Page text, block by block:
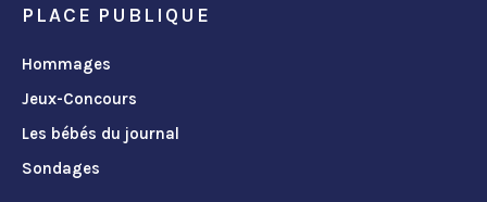
PLACE PUBLIQUE
Hommages
Jeux-Concours
Les bébés du journal
Sondages